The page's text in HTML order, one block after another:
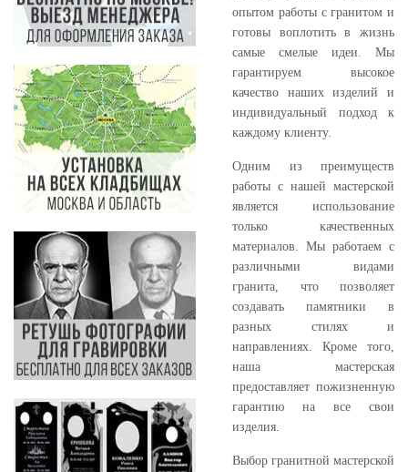
опытом работы с гранитом и
готовы воплотить в жизнь
самые смелые идеи. Мы
гарантируем высокое
качество наших изделий и
индивидуальный подход к
каждому клиенту.
Одним из преимуществ
работы с нашей мастерской
является использование
только качественных
материалов. Мы работаем с
различными видами
гранита, что позволяет
создавать памятники в
разных стилях и
направлениях. Кроме того,
наша мастерская
предоставляет пожизненную
гарантию на все свои
изделия.
Выбор гранитной мастерской